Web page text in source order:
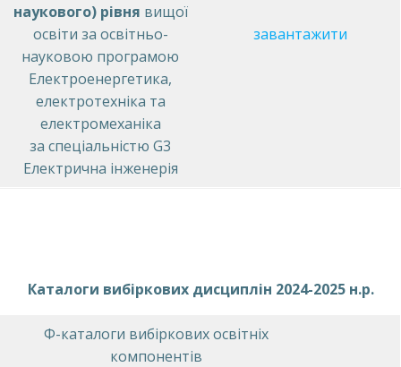
наукового) рівня вищої
освіти за освітньо-
науковою програмою
Електроенергетика,
електротехніка та
електромеханіка
за спеціальністю G3
Електрична інженерія
завантажити
Каталоги вибіркових дисциплін 2024-2025 н.р.
Ф-каталоги вибіркових освітніх
компонентів